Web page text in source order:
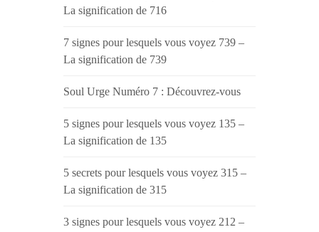
La signification de 716
7 signes pour lesquels vous voyez 739 –
La signification de 739
Soul Urge Numéro 7 : Découvrez-vous
5 signes pour lesquels vous voyez 135 –
La signification de 135
5 secrets pour lesquels vous voyez 315 –
La signification de 315
3 signes pour lesquels vous voyez 212 –